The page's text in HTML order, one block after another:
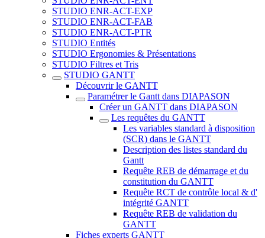
STUDIO ENR-ACT-EXP
STUDIO ENR-ACT-FAB
STUDIO ENR-ACT-PTR
STUDIO Entités
STUDIO Ergonomies & Présentations
STUDIO Filtres et Tris
STUDIO GANTT
Découvrir le GANTT
Paramétrer le Gantt dans DIAPASON
Créer un GANTT dans DIAPASON
Les requêtes du GANTT
Les variables standard à disposition
(SCR) dans le GANTT
Description des listes standard du
Gantt
Requête REB de démarrage et du
constitution du GANTT
Requête RCT de contrôle local & d'
intégrité GANTT
Requête REB de validation du
GANTT
Fiches experts GANTT